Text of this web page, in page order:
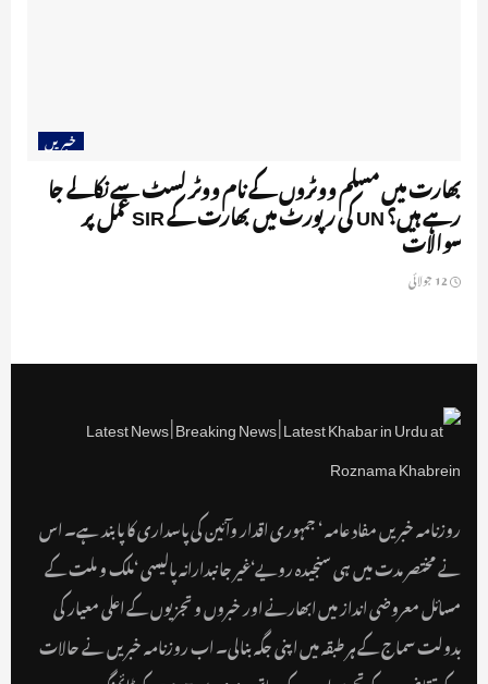
خبریں
بھارت میں مسلم ووٹروں کے نام ووٹر لسٹ سے نکالے جا
رہے ہیں؟ UN کی رپورٹ میں بھارت کے SIR عمل پر
سوالات
روزنامہ خبریں مفاد عامہ ‘ جمہوری اقدار وآئین کی پاسداری کا پابند ہے۔ اس
نے مختصر مدت میں ہی سنجیدہ رویے‘غیر جانبدارانہ پالیسی ‘ملک و ملت کے
مسائل معروضی انداز میں ابھارنے اور خبروں و تجزیوں کے اعلی معیار کی
بدولت سماج کے ہر طبقہ میں اپنی جگہ بنالی۔ اب روزنامہ خبریں نے حالات